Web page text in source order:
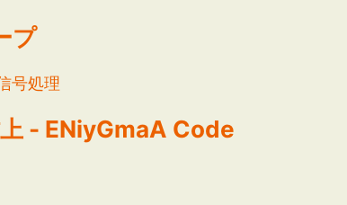
プ
号処理
- ENiyGmaA Code